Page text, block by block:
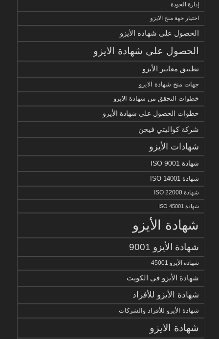
إدارة الجودة
اختيار جهة منح الايزو
الحصول على شهادة الأيزو
الحصول على شهادة الايزو
تطبيق معايير الأيزو
جهات منح شهادة الايزو
خطوات التحقق من شهادة الايزو
خطوات الحصول على شهادة الأيزو
شركة كواليتي فيجن
شهادات الأيزو
شهادة ISO 9001
شهادة ISO 14001
شهادة ISO 22000
شهادة ISO 45001
شهادة الأيزو
شهادة الأيزو 9001
شهادة الأيزو 45001
شهادة الأيزو في الكويت
شهادة الأيزو للأفراد
شهادة الأيزو للأفراد والشركات
شهادة الايزو